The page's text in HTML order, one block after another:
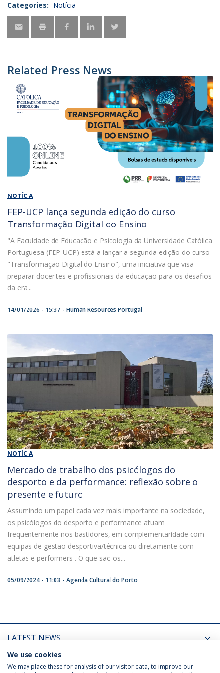
Categories: Notícia
Related Press News
NOTÍCIA
FEP-UCP lança segunda edição do curso
Transformação Digital do Ensino
"A Faculdade de Educação e Psicologia da Universidade Católica
Portuguesa (FEP-UCP) está a lançar a segunda edição do curso
"Transformação Digital do Ensino", uma iniciativa que visa
preparar docentes e profissionais da educação para os desafios
da era...
14/01/2026 - 15:37 Human Resources Portugal
NOTÍCIA
Mercado de trabalho dos psicólogos do
desporto e da performance: reflexão sobre o
presente e futuro
Assumindo um papel cada vez mais importante na sociedade,
os psicólogos do desporto e performance atuam
frequentemente nos bastidores, em complementaridade com
equipas de gestão desportiva/técnica ou diretamente com
atletas e performers . O que são os...
05/09/2024 - 11:03 Agenda Cultural do Porto
LATEST NEWS
UPCOMING EVENTS
We use cookies
We may place these for analysis of our visitor data, to improve our